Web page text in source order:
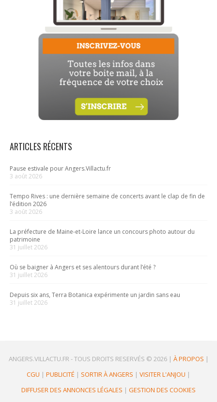
ARTICLES RÉCENTS
Pause estivale pour Angers.Villactu.fr
3 août 2026
Tempo Rives : une dernière semaine de concerts avant le clap de fin de
l’édition 2026
3 août 2026
La préfecture de Maine-et-Loire lance un concours photo autour du
patrimoine
31 juillet 2026
Où se baigner à Angers et ses alentours durant l’été ?
31 juillet 2026
Depuis six ans, Terra Botanica expérimente un jardin sans eau
31 juillet 2026
ANGERS.VILLACTU.FR -TOUS DROITS RESERVÉS © 2026| À PROPOS |
CGU | PUBLICITÉ | SORTIR À ANGERS | VISITER L'ANJOU |
DIFFUSER DES ANNONCES LÉGALES | GESTION DES COOKIES